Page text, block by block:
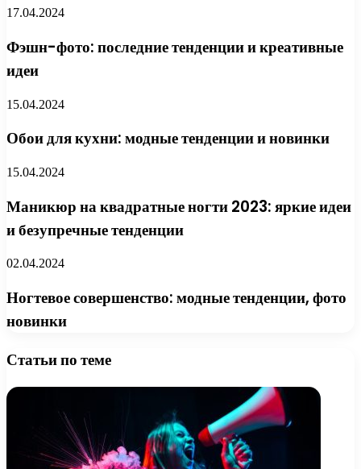
17.04.2024
Фэшн-фото: последние тенденции и креативные
идеи
15.04.2024
Обои для кухни: модные тенденции и новинки
15.04.2024
Маникюр на квадратные ногти 2023: яркие идеи
и безупречные тенденции
02.04.2024
Ногтевое совершенство: модные тенденции, фото
новинки
Статьи по теме